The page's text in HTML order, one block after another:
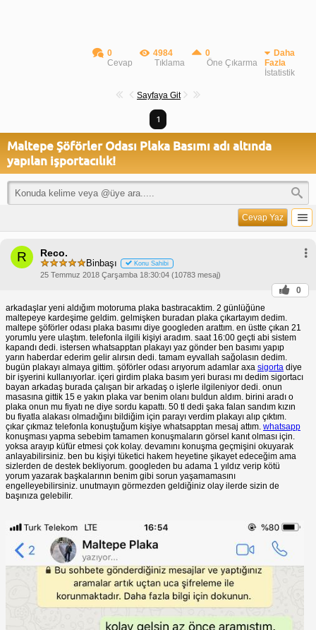
0
Cevap
4984
Tıklama
0
Öne Çıkarma
Daha
Fazla
İstatistik
Sayfaya Git
1
Maltepe Şöförler Odası Plaka Basımı adı altında
yapılan işportacılık!
Cevap Yaz
R Reco.
Binbaşı Konu Sahibi
25 Temmuz 2018 Çarşamba 18:30:04 (10783 mesaj)
0
arkadaşlar yeni aldığım motoruma plaka bastıracaktim. 2 günlüğüne
maltepeye kardeşime geldim. gelmişken buradan plaka çıkartayım dedim.
maltepe şöförler odası plaka basımı diye googleden arattım. en üstte çıkan 21
yorumlu yere ulaştım. telefonla ilgili kişiyi aradım. saat 16:00 geçti abi sistem
kapandı dedi. istersen whatsapptan plakayı yaz gönder ben basımı yapıp
yarın haberdar ederim gelir alırsın dedi. tamam eyvallah sağolasın dedim.
bugün plakayı almaya gittim. şöförler odası arıyorum adamlar axa sigorta diye
bir işyerini kullanıyorlar. içeri girdim plaka basım yeri burası mı dedim sigortacı
bayan arkadaş burada çalışan bir arkadaş o işlerle ilgileniyor dedi. onun
masasına gittik 15 e yakın plaka var benim olanı buldun aldım. birini aradı o
plaka onun mu fiyatı ne diye sordu kapattı. 50 tl dedi şaka falan sandım kızın
bu fiyatla alakası olmadığını bildiğim için parayı verdim plakayı alıp çıktım.
çıkar çıkmaz telefonla konuştuğum kişiye whatsapptan mesaj attım. whatsapp
konuşması yapma sebebim tamamen konuşmaların görsel kanıt olması için.
yoksa arayıp küfür etmesi çok kolay. devamını konuşma geçmişini okuyarak
anlayabilirsiniz. ben bu kişiyi tüketici hakem heyetine şikayet edeceğim ama
sizlerden de destek bekliyorum. googleden bu adama 1 yıldız verip kötü
yorum yazarak başkalarının benim gibi sorun yaşamamasını
engelleyebilirsiniz. unutmayın görmezden geldiğiniz olay ilerde sizin de
başınıza gelebilir.